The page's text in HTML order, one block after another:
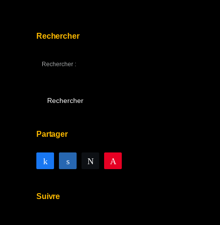
Rechercher
Rechercher :
Partager
Partagez Partagez Tweetez
Suivre